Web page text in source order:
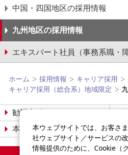
中国・四国地区の採用情報
九州地区の採用情報
エキスパート社員（事務系職・
ホーム 採用情報
キャリア採用
キャリア採用（総合系）地域限定
勧誘方針
本サイトについて
本ウェブサイトでは、お客さ
社ウェブサイト／サービスの
情報提供のために、Cookie（